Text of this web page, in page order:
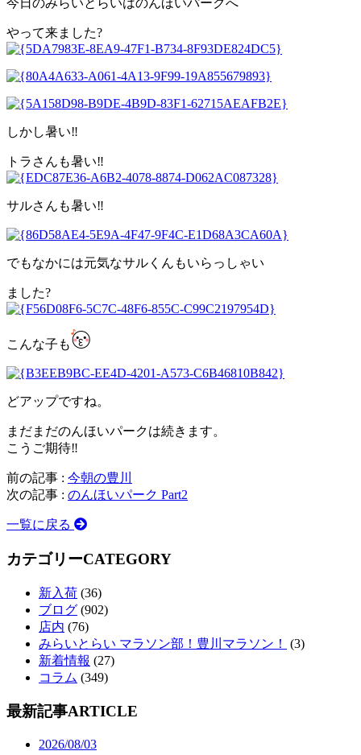
今日のみらいとらいはのんほいパークへ
やって来ました?
しかし暑い‼️
トラさんも暑い‼️
サルさんも暑い‼️
でもなかには元気なサルくんもいらっしゃい
ました?
こんな子も
どアップですね。
まだまだのんほいパークは続きます。
こうご期待‼️
前の記事 : 今朝の豊川
次の記事 : のんほいパーク Part2
一覧に戻る
カテゴリーCATEGORY
新入荷 (36)
ブログ (902)
店内 (76)
みらいとらい マラソン部！豊川マラソン！
(3)
新着情報 (27)
コラム (349)
最新記事ARTICLE
2026/08/03